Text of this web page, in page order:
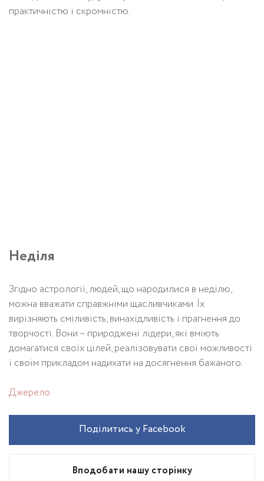
практичністю і скромністю.
Неділя
Згідно астрології, людей, що народилися в неділю,
можна вважати справжніми щасливчиками. Їх
вирізняють сміливість, винахідливість і прагнення до
творчості. Вони – природжені лідери, які вміють
домагатися своїх цілей, реалізовувати свої можливості
і своїм прикладом надихати на досягнення бажаного.
Джерело
Вподобати нашу сторінку
Поділитись у Facebook